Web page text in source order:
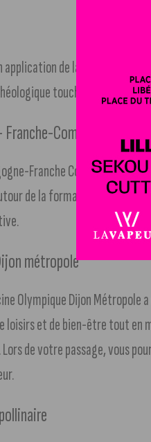
application de la loi de 2001
touché par les
Comté
Franche Comté fait son
de la formation aux
métropole
Olympique Dijon
loisirs et de bien-être tout en
de votre passage, vous